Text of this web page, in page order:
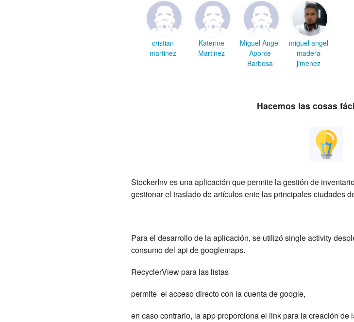
cristian
martinez
Katerine
Martinez
Miguel Angel
Aponte
Barbosa
miguel angel
madera
jimenez
Hacemos las cosas
StockerInv es una aplicación que permite la gestión de
gestionar el traslado de artículos ente las principales ciudades
Para el desarrollo de la aplicación, se utilizó single activity
consumo del api de googlemaps.
RecyclerView para las listas
permite el acceso directo con la cuenta de google,
en caso contrario, la app proporciona el link para la creación de